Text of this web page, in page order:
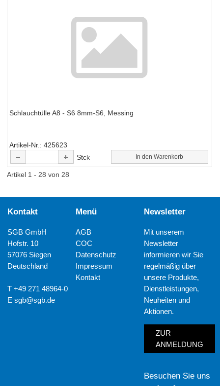
Schlauchtülle A8 - S6 8mm-S6, Messing
Artikel-Nr.
425623
Stck
In den Warenkorb
Artikel 1 - 28 von 28
Kontakt
SGB GmbH
Hofstr. 10
57076 Siegen
Deutschland
T +49 271 48964-0
Esgb@sgb.de
Menü
AGB
COC
Datenschutz
Impressum
Kontakt
Newsletter
Mit unserem
Newsletter
informieren wir Sie
regelmäßig über
unsere Produkte,
Dienstleistungen,
Neuheiten und
Aktionen.
ZUR
ANMELDUNG
Besuchen Sie uns